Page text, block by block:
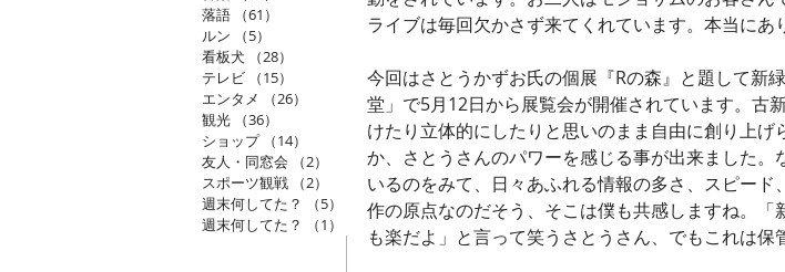
ライブは毎回欠かさず来てくれています。本当にあ
今回はさとうかずお氏の個展『Rの森』と題して新
堂」で5月12日から展覧会が開催されています。古
けたり立体的にしたりと思いのまま自由に創り上
か、さとうさんのパワーを感じる事が出来ました
いるのをみて、日々あふれる情報の多さ、スピー
作の原点なのだそう、そこは僕も共感しますね。
も楽だよ」と言って笑うさとうさん、でもこれは保
落語
（61）
ルン
（5）
看板犬
（28）
テレビ
（15）
エンタメ
（26）
26件の記事
観光
（36）
ショップ
（14）
14件の記事
友人・同窓会
（2）
2件の記事
スポーツ観戦
（2）
2件の記事
週末何してた？
（5）
5件の記事
週末何してた？
（1） 1件の記事